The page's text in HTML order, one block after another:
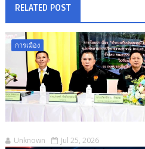
RELATED POST
การเมือง
Unknown Jul 25, 2026